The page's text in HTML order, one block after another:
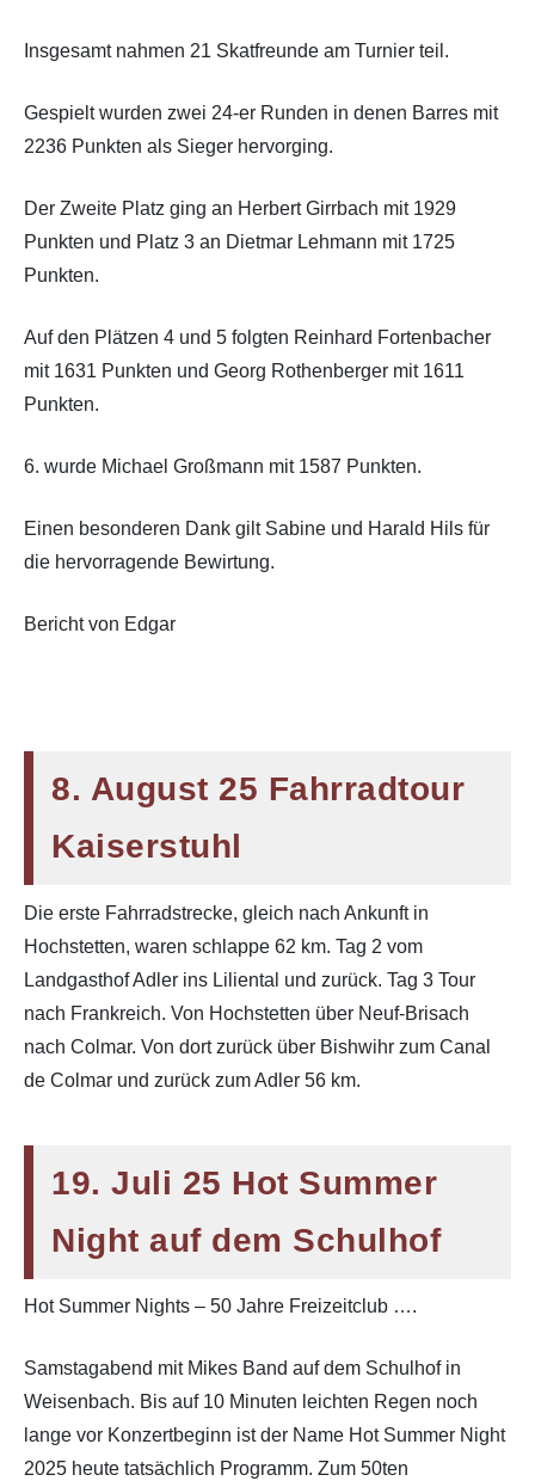
Insgesamt nahmen 21 Skatfreunde am Turnier teil.
Gespielt wurden zwei 24-er Runden in denen Barres mit
2236 Punkten als Sieger hervorging.
Der Zweite Platz ging an Herbert Girrbach mit 1929
Punkten und Platz 3 an Dietmar Lehmann mit 1725
Punkten.
Auf den Plätzen 4 und 5 folgten Reinhard Fortenbacher
mit 1631 Punkten und Georg Rothenberger mit 1611
Punkten.
6. wurde Michael Großmann mit 1587 Punkten.
Einen besonderen Dank gilt Sabine und Harald Hils für
die hervorragende Bewirtung.
Bericht von Edgar
8. August 25 Fahrradtour
Kaiserstuhl
Die erste Fahrradstrecke, gleich nach Ankunft in
Hochstetten, waren schlappe 62 km. Tag 2 vom
Landgasthof Adler ins Liliental und zurück. Tag 3 Tour
nach Frankreich. Von Hochstetten über Neuf-Brisach
nach Colmar. Von dort zurück über Bishwihr zum Canal
de Colmar und zurück zum Adler 56 km.
19. Juli 25 Hot Summer
Night auf dem Schulhof
Hot Summer Nights – 50 Jahre Freizeitclub ….
Samstagabend mit Mikes Band auf dem Schulhof in
Weisenbach. Bis auf 10 Minuten leichten Regen noch
lange vor Konzertbeginn ist der Name Hot Summer Night
2025 heute tatsächlich Programm. Zum 50ten